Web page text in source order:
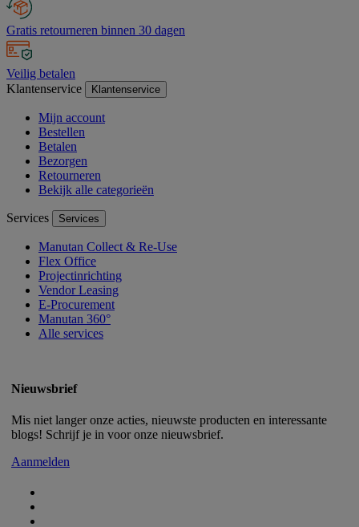
Gratis retourneren binnen 30 dagen
Veilig betalen
Klantenservice
Klantenservice
Mijn account
Bestellen
Betalen
Bezorgen
Retourneren
Bekijk alle categorieën
Services Services
Manutan Collect & Re-Use
Flex Office
Projectinrichting
Vendor Leasing
E-Procurement
Manutan 360°
Alle services
Nieuwsbrief
Mis niet langer onze acties, nieuwste producten en interessante
blogs! Schrijf je in voor onze nieuwsbrief.
Aanmelden